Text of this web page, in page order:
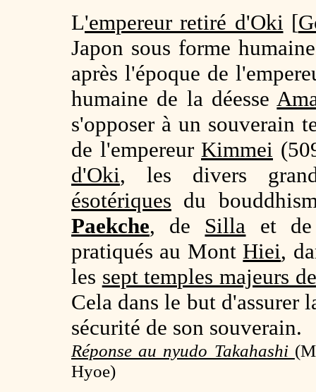
L'empereur retiré d'Oki [
Japon sous forme
après l'époque de
humaine de la déesse
s'opposer à un souverain
de l'empereur Kimmei
d'Oki, les divers
ésotériques du
Paekche, de Silla et
pratiqués au Mont Hiei,
les sept temples majeurs
Cela dans le but d'assurer
sécurité de son souverain.
Réponse au nyudo Takahashi (
Hyoe)